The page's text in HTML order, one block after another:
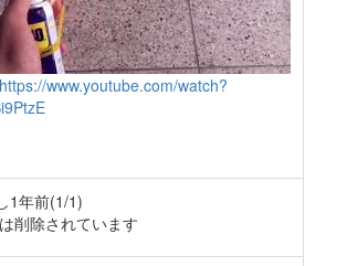
https://www.youtube.com/watch?
1年前(1/1)
削除されています